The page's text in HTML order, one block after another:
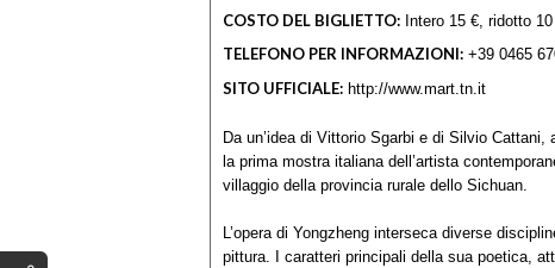
COSTO DEL BIGLIETTO: Intero 15 €, ridotto
TELEFONO PER INFORMAZIONI: +39 0465
SITO UFFICIALE: http://www.mart.tn.it
Da un’idea di Vittorio Sgarbi e di Silvio
la prima mostra italiana dell’artista
villaggio della provincia rurale dello Sichuan.
L’opera di Yongzheng interseca diverse
pittura. I caratteri principali della sua poetica,